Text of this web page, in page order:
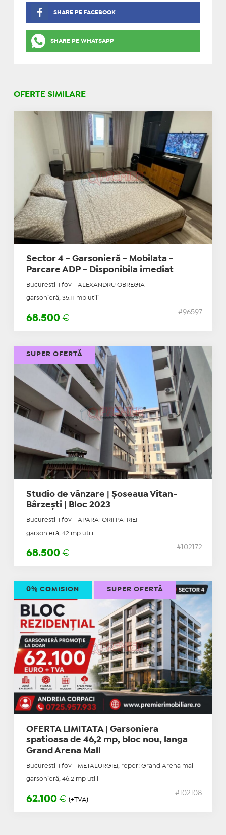
SHARE PE FACEBOOK
SHARE PE WHATSAPP
OFERTE SIMILARE
Sector 4 - Garsonieră - Mobilata -
Parcare ADP - Disponibila imediat
Bucuresti-Ilfov - ALEXANDRU OBREGIA
garsonieră, 35.11 mp utili
68.500 €
#96597
Studio de vânzare | Șoseaua Vitan-
Bârzești | Bloc 2023
Bucuresti-Ilfov - APARATORII PATRIEI
garsonieră, 42 mp utili
68.500 €
#102172
SUPER OFERTĂ
OFERTA LIMITATA | Garsoniera
spatioasa de 46,2 mp, bloc nou, langa
Grand Arena Mall
Bucuresti-Ilfov - METALURGIEI, reper: Grand Arena mall
garsonieră, 46.2 mp utili
62.100 € (+TVA)
#102108
0% COMISION SUPER OFERTĂ